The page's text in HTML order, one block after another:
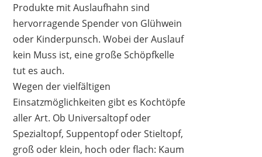
Produkte mit Auslaufhahn sind
hervorragende Spender von Glühwein
oder Kinderpunsch. Wobei der Auslauf
kein Muss ist, eine große Schöpfkelle
tut es auch.
Wegen der vielfältigen
Einsatzmöglichkeiten gibt es Kochtöpfe
aller Art. Ob Universaltopf oder
Spezialtopf, Suppentopf oder Stieltopf,
groß oder klein, hoch oder flach: Kaum